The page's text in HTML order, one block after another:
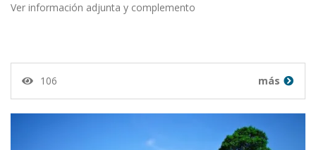
Ver información adjunta y complemento
106 más